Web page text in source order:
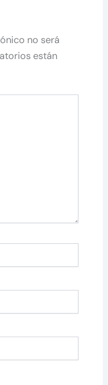
no será
están